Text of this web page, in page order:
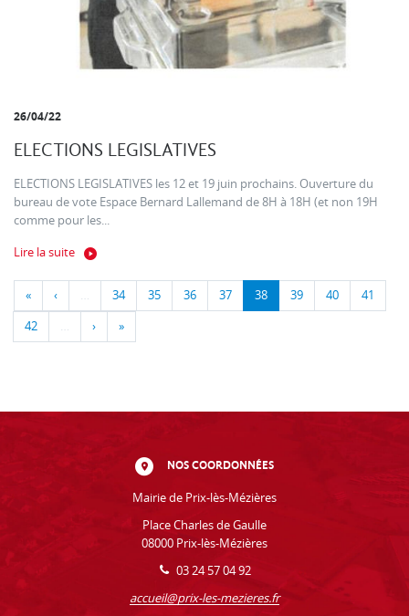
26/04/22
ELECTIONS LEGISLATIVES
ELECTIONS LEGISLATIVES les 12 et 19 juin prochains. Ouverture du
bureau de vote Espace Bernard Lallemand de 8H à 18H (et non 19H
comme pour les...
Lire la suite
« ‹ … 34 35 36 37 38 39 40 41
42 … › »
NOS COORDONNÉES
Mairie de Prix-lès-Mézières
Place Charles de Gaulle
08000 Prix-lès-Mézières
03 24 57 04 92
accueil@prix-les-mezieres.fr